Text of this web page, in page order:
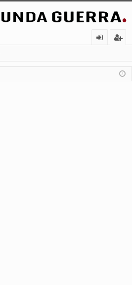
nt
ifi
ist
ra